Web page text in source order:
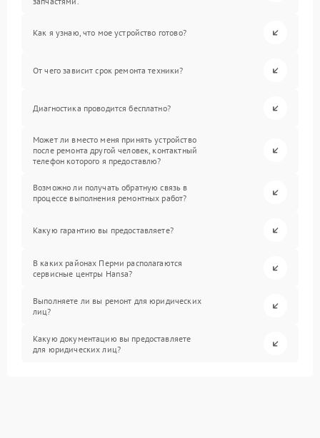
Как я узнаю, что мое устройство готово?
От чего зависит срок ремонта техники?
Диагностика проводится бесплатно?
Может ли вместо меня принять устройство
после ремонта другой человек, контактный
телефон которого я предоставлю?
Возможно ли получать обратную связь в
процессе выполнения ремонтных работ?
Какую гарантию вы предоставляете?
В каких районах Перми располагаются
сервисные центры Hansa?
Выполняете ли вы ремонт для юридических
лиц?
Какую документацию вы предоставляете
для юридических лиц?